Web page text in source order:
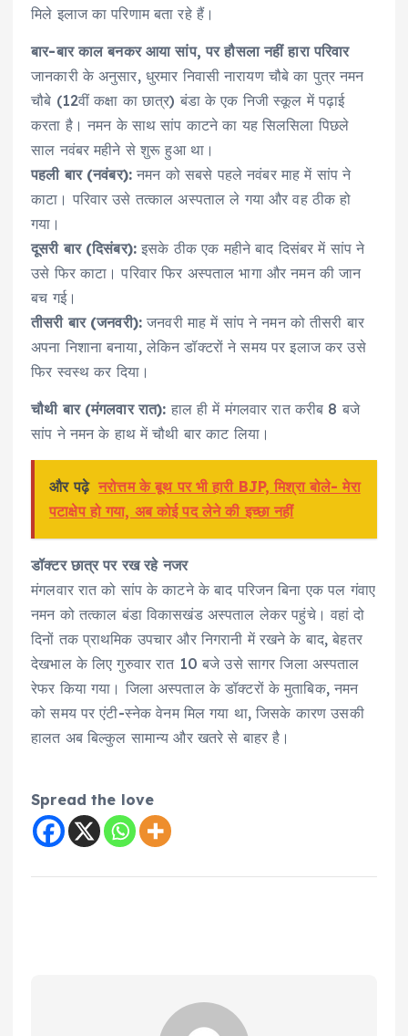
मिले इलाज का परिणाम बता रहे हैं।
बार-बार काल बनकर आया सांप, पर हौसला नहीं हारा परिवार
जानकारी के अनुसार, धुरमार निवासी नारायण चौबे का पुत्र नमन
चौबे (12वीं कक्षा का छात्र) बंडा के एक निजी स्कूल में पढ़ाई
करता है। नमन के साथ सांप काटने का यह सिलसिला पिछले
साल नवंबर महीने से शुरू हुआ था।
पहली बार (नवंबर):नमन को सबसे पहले नवंबर माह में सांप ने
काटा। परिवार उसे तत्काल अस्पताल ले गया और वह ठीक हो
गया।
दूसरी बार (दिसंबर): इसके ठीक एक महीने बाद दिसंबर में सांप ने
उसे फिर काटा। परिवार फिर अस्पताल भागा और नमन की जान
बच गई।
तीसरी बार (जनवरी): जनवरी माह में सांप ने नमन को तीसरी बार
अपना निशाना बनाया, लेकिन डॉक्टरों ने समय पर इलाज कर उसे
फिर स्वस्थ कर दिया।
चौथी बार (मंगलवार रात): हाल ही में मंगलवार रात करीब 8 बजे
सांप ने नमन के हाथ में चौथी बार काट लिया।
और पढ़े नरोत्तम के बूथ पर भी हारी BJP, मिश्रा बोले- मेरा
पटाक्षेप हो गया, अब कोई पद लेने की इच्छा नहीं
डॉक्टर छात्र पर रख रहे नजर
मंगलवार रात को सांप के काटने के बाद परिजन बिना एक पल गंवाए
नमन को तत्काल बंडा विकासखंड अस्पताल लेकर पहुंचे। वहां दो
दिनों तक प्राथमिक उपचार और निगरानी में रखने के बाद, बेहतर
देखभाल के लिए गुरुवार रात 10 बजे उसे सागर जिला अस्पताल
रेफर किया गया। जिला अस्पताल के डॉक्टरों के मुताबिक, नमन
को समय पर एंटी-स्नेक वेनम मिल गया था, जिसके कारण उसकी
हालत अब बिल्कुल सामान्य और खतरे से बाहर है।
Spread the love